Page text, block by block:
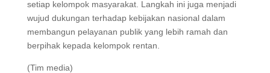
setiap kelompok masyarakat. Langkah ini juga menjadi
wujud dukungan terhadap kebijakan nasional dalam
membangun pelayanan publik yang lebih ramah dan
berpihak kepada kelompok rentan.
(Tim media)